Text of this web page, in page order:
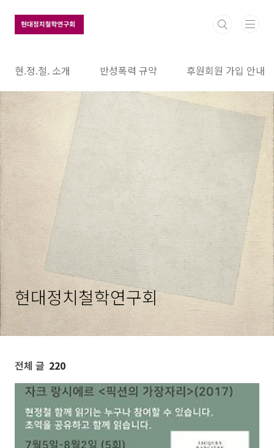
현.정.철. 소개 반성폭력 규약 후원회원 가입 안내
현대정치철학연구회
전체 글 220